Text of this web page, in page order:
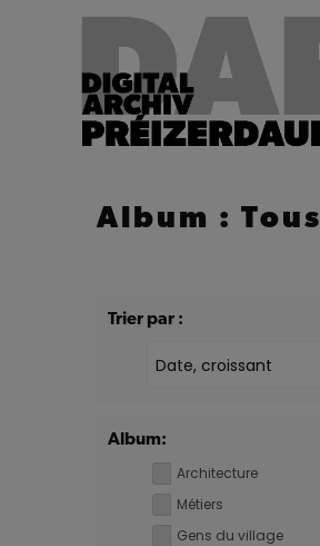
Album : Tous
Trier par :
Album:
Architecture
Métiers
Gens du village